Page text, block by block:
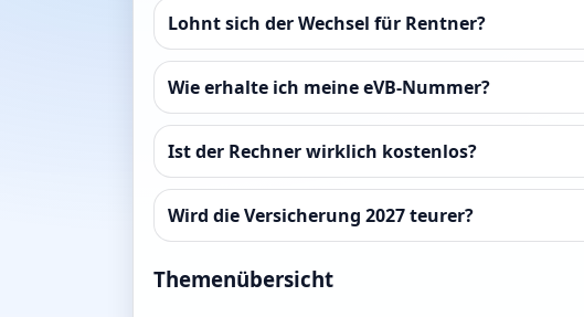
Lohnt sich der Wechsel für Rentner?
Wie erhalte ich meine eVB-Nummer?
Ist der Rechner wirklich kostenlos?
Wird die Versicherung 2027 teurer?
Themenübersicht